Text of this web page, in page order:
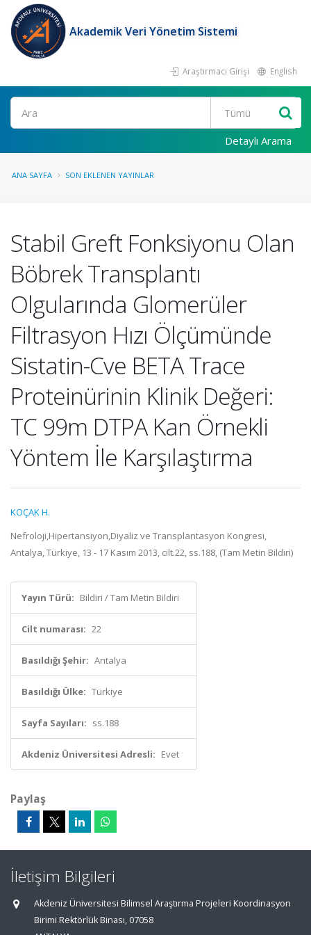
Akademik Veri Yönetim Sistemi
Araştırmacı Girişi English
Ara
Detaylı Arama
ANA SAYFA SON EKLENEN YAYINLAR
Stabil Greft Fonksiyonu Olan
Böbrek Transplantı
Olgularında Glomerüler
Filtrasyon Hızı Ölçümünde
Sistatin-Cve BETA Trace
Proteinürinin Klinik Değeri:
TC 99m DTPA Kan Örnekli
Yöntem İle Karşılaştırma
KOÇAK H.
Nefroloji,Hipertansiyon,Diyaliz ve Transplantasyon Kongresi,
Antalya, Türkiye, 13 - 17 Kasım 2013, cilt.22, ss.188, (Tam Metin Bildiri)
Yayın Türü: Bildiri / Tam Metin Bildiri
Cilt numarası: 22
Basıldığı Şehir: Antalya
Basıldığı Ülke: Türkiye
Sayfa Sayıları: ss.188
Akdeniz Üniversitesi Adresli: Evet
Paylaş
İletişim Bilgileri
Akdeniz Üniversitesi Bilimsel Araştırma Projeleri Koordinasyon
Birimi Rektörlük Binası, 07058